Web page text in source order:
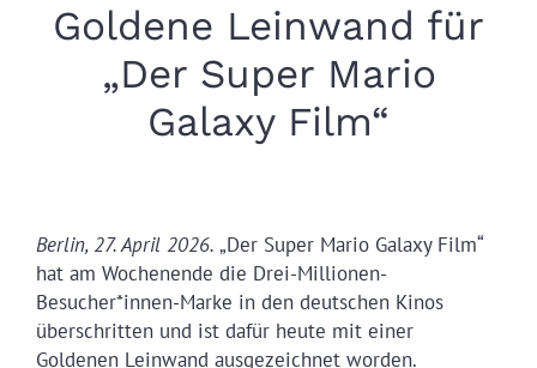
Goldene Leinwand für
„Der Super Mario
Galaxy Film“
Berlin, 27. April 2026. „Der Super Mario Galaxy Film“
hat am Wochenende die Drei-Millionen-
Besucher*innen-Marke in den deutschen Kinos
überschritten und ist dafür heute mit einer
Goldenen Leinwand ausgezeichnet worden.